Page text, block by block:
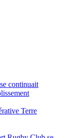
continuait
Terre